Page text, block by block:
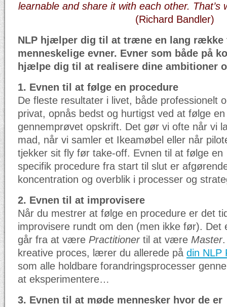
learnable and share it with each other.
(Richard Bandler)
NLP hjælper dig til at træne en lang række
menneskelige evner. Evner som både på
hjælpe dig til at realisere dine ambitioner
1. Evnen til at følge en procedure
De fleste resultater i livet, både professionelt
privat, opnås bedst og hurtigst ved at følge en
gennemprøvet opskrift. Det gør vi ofte når vi
mad, når vi samler et Ikeamøbel eller når
tjekker sit fly før take-off. Evnen til at følge en
specifik procedure fra start til slut er
koncentration og overblik i processer og
2. Evnen til at improvisere
Når du mestrer at følge en procedure er det
improvisere rundt om den (men ikke før). Det
går fra at være Practitionertil at være Master
kreative proces, lærer du allerede på din NLP
som alle holdbare forandringsprocesser
at eksperimentere…
3. Evnen til at møde mennesker hvor de er